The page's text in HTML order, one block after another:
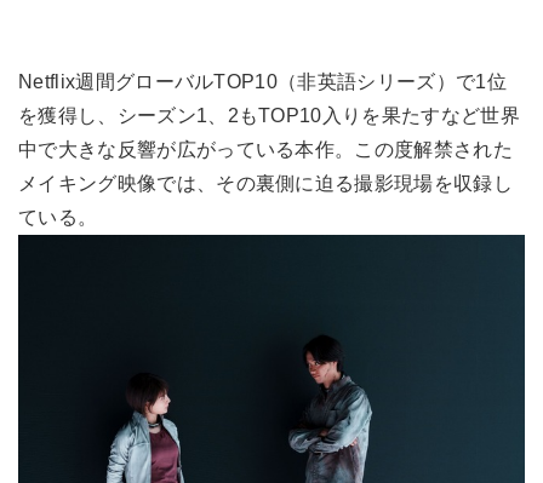
Netflix週間グローバルTOP10（非英語シリーズ）で1位
を獲得し、シーズン1、2もTOP10入りを果たすなど世界
中で大きな反響が広がっている本作。この度解禁された
メイキング映像では、その裏側に迫る撮影現場を収録し
ている。